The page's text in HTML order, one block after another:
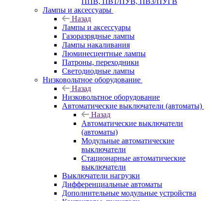
Лампы и аксессуары
Назад
Лампы и аксессуары
Газоразрядные лампы
Лампы накаливания
Люминесцентные лампы
Патроны, переходники
Светодиодные лампы
Низковольтное оборудование
Назад
Низковольтное оборудование
Автоматические выключатели (автоматы)
Назад
Автоматические выключатели
(автоматы)
Модульные автоматические
выключатели
Стационарные автоматические
выключатели
Выключатели нагрузки
Дифференциальные автоматы
Дополнительные модульные устройства